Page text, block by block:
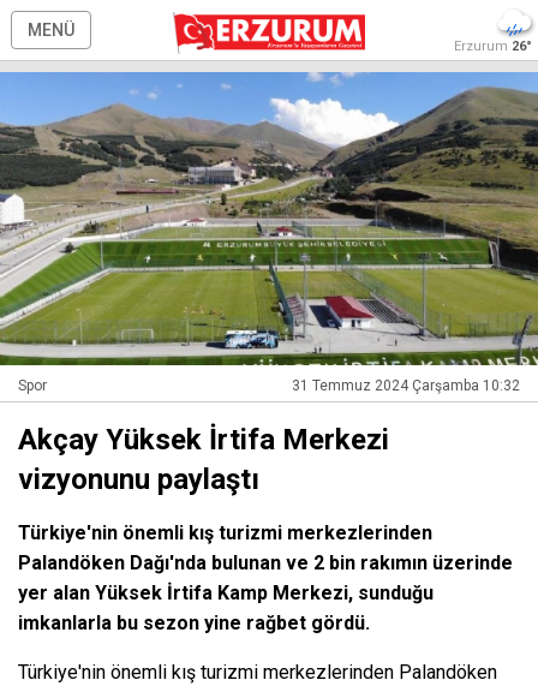
MENÜ
Erzurum 26°
Spor 31 Temmuz 2024 Çarşamba 10:32
Akçay Yüksek İrtifa Merkezi
vizyonunu paylaştı
Türkiye'nin önemli kış turizmi merkezlerinden
Palandöken Dağı'nda bulunan ve 2 bin rakımın üzerinde
yer alan Yüksek İrtifa Kamp Merkezi, sunduğu
imkanlarla bu sezon yine rağbet gördü.
Türkiye'nin önemli kış turizmi merkezlerinden Palandöken